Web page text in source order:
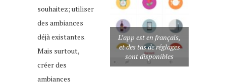
L’app est en français,
et des tas de réglages
sont disponibles
souhaitez; utiliser
des ambiances
déjà existantes.
Mais surtout,
créer des
ambiances